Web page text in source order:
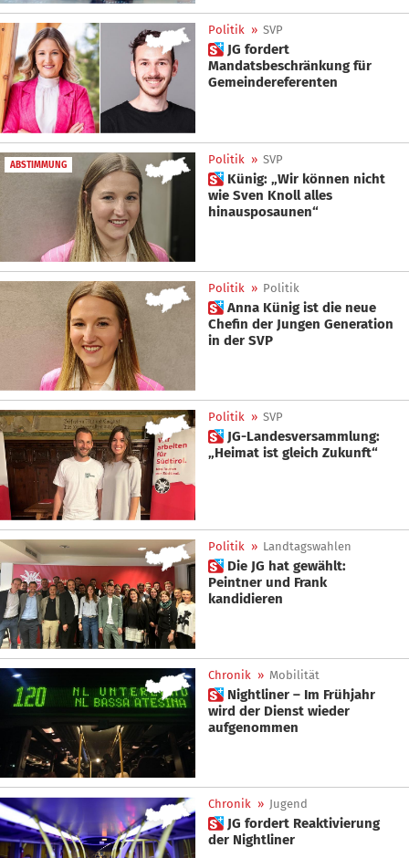
Politik » SVP
 JG fordert
Mandatsbeschränkung für
Gemeindereferenten
ABSTIMMUNG Politik » SVP
 Künig: „Wir können nicht
wie Sven Knoll alles
hinausposaunen“
Politik » Politik
 Anna Künig ist die neue
Chefin der Jungen Generation
in der SVP
Politik » SVP
 JG-Landesversammlung:
„Heimat ist gleich Zukunft“
Politik » Landtagswahlen
 Die JG hat gewählt:
Peintner und Frank
kandidieren
Chronik » Mobilität
 Nightliner – Im Frühjahr
wird der Dienst wieder
aufgenommen
Chronik » Jugend
 JG fordert Reaktivierung
der Nightliner